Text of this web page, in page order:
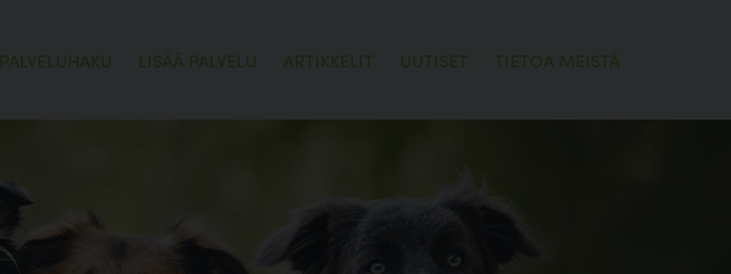
PALVELUHAKU LISÄÄ PALVELU ARTIKKELIT UUTISET TIETOA MEISTÄ